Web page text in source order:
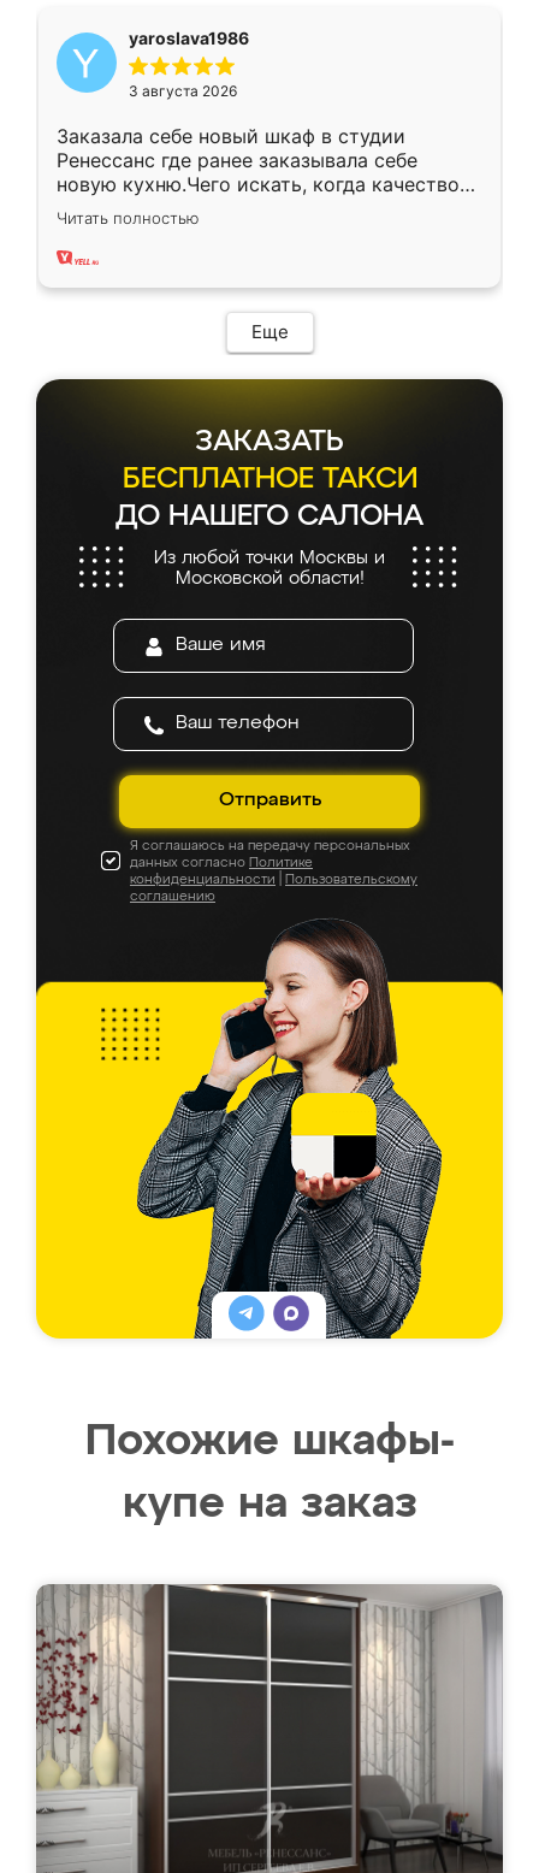
yaroslava1986
3 августа 2026
Заказала себе новый шкаф в студии
Ренессанс где ранее заказывала себе
новую кухню.Чего искать, когда качеством
вполне довольна. Служит кухня уже почти
два года, нареканий нет.
Читать полностью
Еще
ЗАКАЗАТЬ
БЕСПЛАТНОЕ ТАКСИ
ДО НАШЕГО САЛОНА
Из любой точки Москвы и
Московской области!
Отправить
Я соглашаюсь на передачу персональных
данных согласно Политике
конфиденциальности
Пользовательскому
соглашению
Похожие шкафы-
купе на заказ